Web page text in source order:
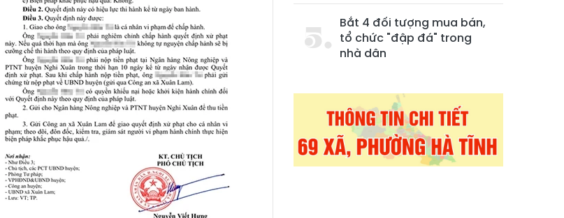
Bắt 4 đối tượng mua bán,
tổ chức "đập đá" trong
nhà dân